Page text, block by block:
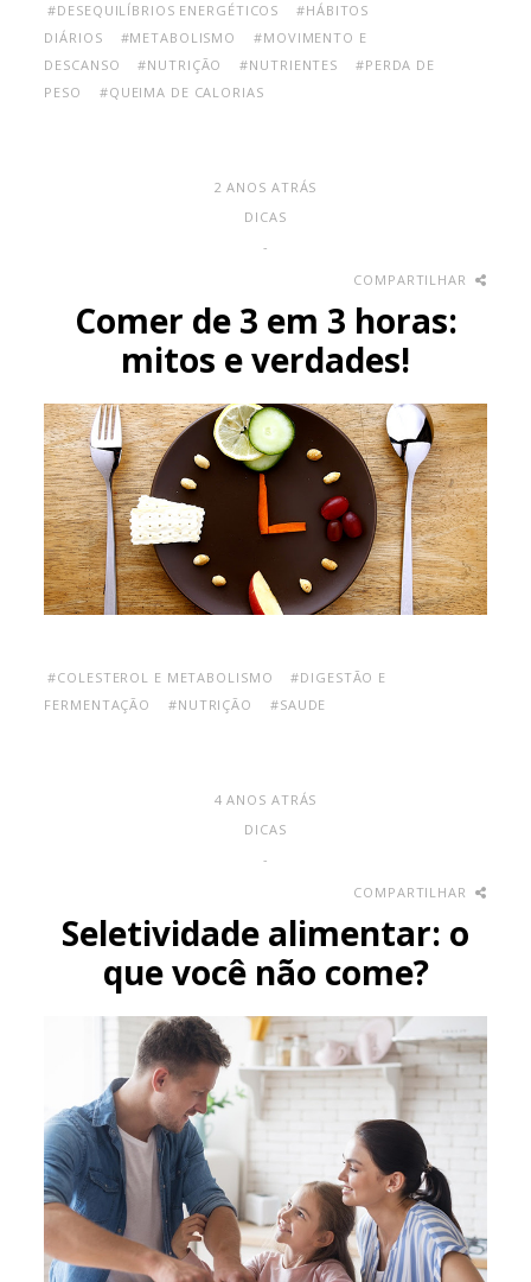
#DESEQUILÍBRIOS ENERGÉTICOS
#HÁBITOS
DIÁRIOS
#METABOLISMO
#MOVIMENTO E
DESCANSO
#NUTRIÇÃO #NUTRIENTES
#PERDA DE
PESO
#QUEIMA DE CALORIAS
2 ANOS ATRÁS
DICAS
-
COMPARTILHAR
Comer de 3 em 3 horas:
mitos e verdades!
#COLESTEROL E METABOLISMO
#DIGESTÃO E
FERMENTAÇÃO
#NUTRIÇÃO #SAUDE
4 ANOS ATRÁS
DICAS
-
COMPARTILHAR
Seletividade alimentar: o
que você não come?